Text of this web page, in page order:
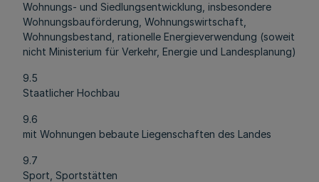
Wohnungs- und Siedlungsentwicklung, insbesondere
Wohnungsbauförderung, Wohnungswirtschaft,
Wohnungsbestand, rationelle Energieverwendung (soweit
nicht Ministerium für Verkehr, Energie und Landesplanung)
9.5
Staatlicher Hochbau
9.6
mit Wohnungen bebaute Liegenschaften des Landes
9.7
Sport, Sportstätten